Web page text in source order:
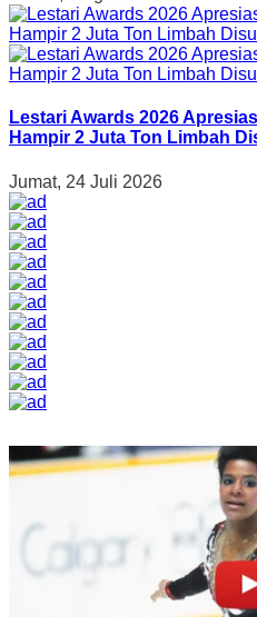
Lestari Awards 2026
Hampir 2 Juta Ton Limbah
Jumat, 24 Juli 2026